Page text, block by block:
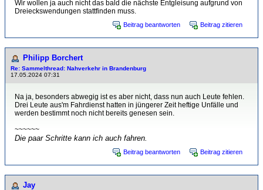
Wir wollen ja auch nicht das bald die nächste Entgleisung aufgrund von
Dreieckswendungen stattfinden muss.
Beitrag beantworten Beitrag zitieren
Philipp Borchert
Re: Sammelthread: Nahverkehr in Brandenburg
17.05.2024 07:31
Na ja, besonders abwegig ist es aber nicht, dass nun auch Leute fehlen.
Drei Leute aus'm Fahrdienst hatten in jüngerer Zeit heftige Unfälle und
werden bestimmt noch nicht bereits genesen sein.
~~~~~~
Die paar Schritte kann ich auch fahren.
Beitrag beantworten Beitrag zitieren
Jay